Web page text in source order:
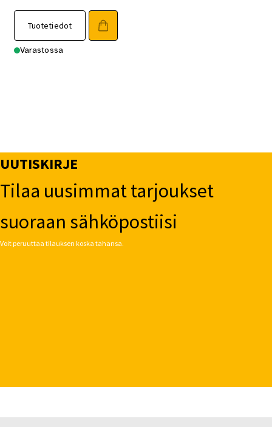
Tuotetiedot
Varastossa
UUTISKIRJE
Tilaa uusimmat tarjoukset
suoraan sähköpostiisi
Voit peruuttaa tilauksen koska tahansa.